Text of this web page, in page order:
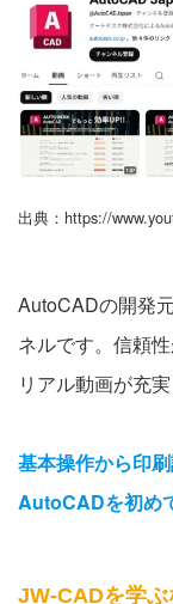
出典：https://
AutoCADの開発
ネルです。信頼
リアル動画が充実
基本操作から印
AutoCADを初め
JW-CADを学